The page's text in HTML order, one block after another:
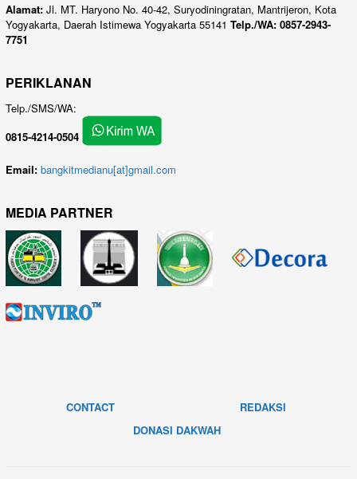
Alamat: Jl. MT. Haryono No. 40-42, Suryodiningratan, Mantrijeron, Kota
Yogyakarta, Daerah Istimewa Yogyakarta 55141 Telp./WA: 0857-2943-
7751
PERIKLANAN
Telp./SMS/WA:
0815-4214-0504
Email: bangkitmedianu[at]gmail.com
MEDIA PARTNER
CONTACT
REDAKSI
DONASI DAKWAH